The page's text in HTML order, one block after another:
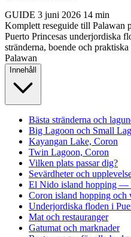
GUIDE 3 juni 2026 14 min
Komplett reseguide till
Puerto Princesas underjordiska
stränderna, boende och
Palawan
Innehåll
Bästa stränderna och
Big Lagoon och Small
Kayangan Lake, Coron
Twin Lagoon, Coron
Vilken plats passar dig?
Sevärdheter och
El Nido island hopping —
Coron island hopping och
Underjordiska floden i
Mat och restauranger
Gatumat och marknader